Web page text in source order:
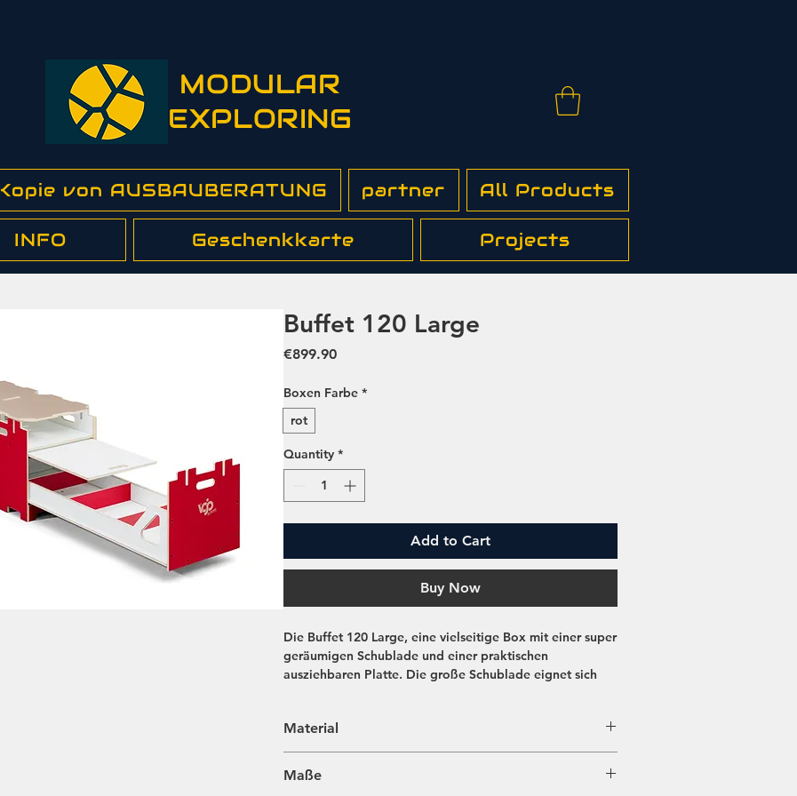
MODULAR
EXPLORING
von AUSBAUBERATUNG partner All Products
INFO Geschenkkarte Projects
Buffet 120 Large
€899.90Price
Boxen Farbe *
rot
Quantity *
Add to Cart
Buy Now
Die Buffet 120 Large, eine vielseitige Box mit einer super
geräumigen Schublade und einer praktischen
ausziehbaren Platte. Die große Schublade eignet sich
seinen Platz.
Material
Maße